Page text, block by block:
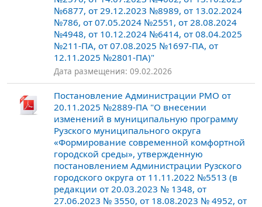
№6877, от 29.12.2023 №8989, от 13.02.2024
№786, от 07.05.2024 №2551, от 28.08.2024
№4948, от 10.12.2024 №6414, от 08.04.2025
№211-ПА, от 07.08.2025 №1697-ПА, от
12.11.2025 №2801-ПА)"
Дата размещения: 09.02.2026
Постановление Администрации РМО от
20.11.2025 №2889-ПА "О внесении
изменений в муниципальную программу
Рузского муниципального округа
«Формирование современной комфортной
городской среды», утвержденную
постановлением Администрации Рузского
городского округа от 11.11.2022 №5513 (в
редакции от 20.03.2023 № 1348, от
27.06.2023 № 3550, от 18.08.2023 № 4952, от